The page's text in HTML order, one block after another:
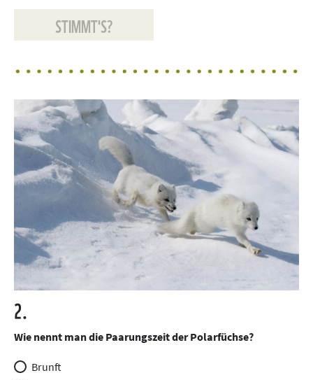
STIMMT'S?
2.
Wie nennt man die Paarungszeit der Polarfüchse?
Brunft